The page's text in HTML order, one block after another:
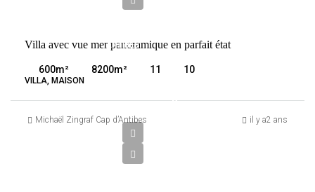
ANTIBES
Villa avec vue mer panoramique en parfait état
600m² 8200m² 11 10
VILLA, MAISON
Michaël Zingraf Cap d’Antibes il y a2 ans
8